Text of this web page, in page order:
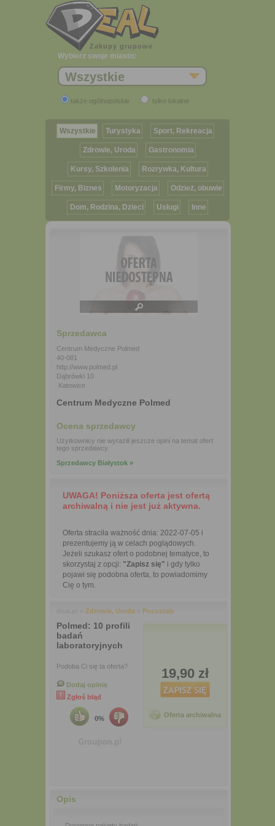
Zakupy grupowe
Wybierz swoje miasto:
Wszystkie
także ogólnopolskie tylko lokalne
Wszystkie Turystyka Sport, Rekreacja
Zdrowie, Uroda Gastronomia
Kursy, Szkolenia Rozrywka, Kultura
Firmy, Biznes Motoryzacja Odzież, obuwie
Dom, Rodzina, Dzieci Usługi Inne
Sprzedawca
Centrum Medyczne Polmed
40-081
http://www.polmed.pl
Dąbrówki 10
Katowice
Centrum Medyczne Polmed
Ocena sprzedawcy
Użytkownicy nie wyrazili jeszcze opini na temat ofert
tego sprzedawcy.
Sprzedawcy Białystok »
UWAGA! Poniższa oferta jest ofertą
archiwalną i nie jest już aktywna.
Oferta straciła ważność dnia: 2022-07-05 i
prezentujemy ją w celach poglądowych.
Jeżeli szukasz ofert o podobnej tematyce, to
skorzystaj z opcji: "Zapisz się" i gdy tylko
pojawi się podobna oferta, to powiadomimy
Cię o tym.
Zdrowie, Uroda Pozostałe
Polmed: 10 profili
badań
laboratoryjnych
Podoba Ci się ta oferta?
Dodaj opinię
Zgłoś błąd
0%
19,90 zł
Oferta archiwalna
Opis